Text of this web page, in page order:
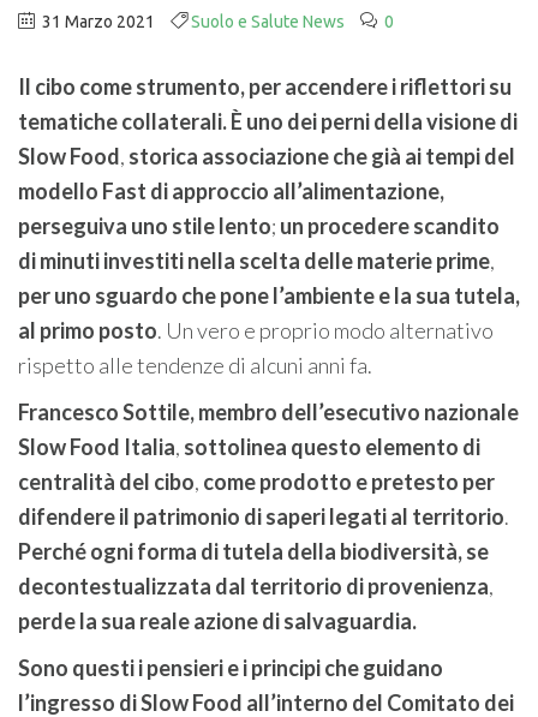
31 Marzo 2021 Suolo e Salute News 0
Il cibo come strumento, per accendere i riflettori su
tematiche collaterali. È uno dei perni della visione di
Slow Food, storica associazione che già ai tempi del
modello Fast di approccio all’alimentazione,
perseguiva uno stile lento; un procedere scandito
di minuti investiti nella scelta delle materie prime,
per uno sguardo che pone l’ambiente e la sua tutela,
al primo posto. Un vero e proprio modo alternativo
rispetto alle tendenze di alcuni anni fa.
Francesco Sottile, membro dell’esecutivo nazionale
Slow Food Italia, sottolinea questo elemento di
centralità del cibo, come prodotto e pretesto per
difendere il patrimonio di saperi legati al territorio.
Perché ogni forma di tutela della biodiversità, se
decontestualizzata dal territorio di provenienza,
perde la sua reale azione di salvaguardia.
Sono questi i pensieri e i principi che guidano
l’ingresso di Slow Food all’interno del Comitato dei